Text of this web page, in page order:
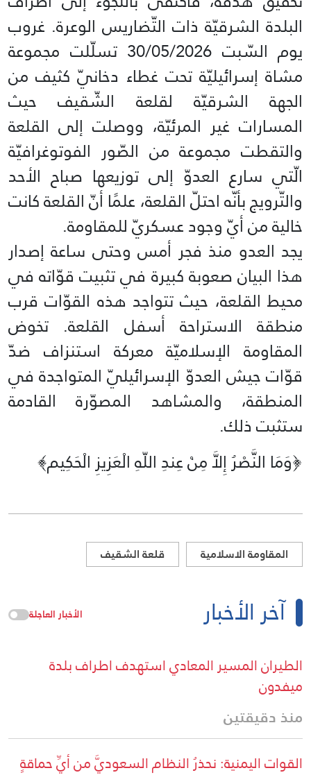
البلدة الشرقيّة ذات التّضاريس الوعرة. غروب
يوم السّبت 30/05/2026 تسلّلت مجموعة
مشاة إسرائيليّة تحت غطاء دخانيّ كثيف من
الجهة الشرقيّة لقلعة الشّقيف حيث
المسارات غير المرئيّة، ووصلت إلى القلعة
والتقطت مجموعة من الصّور الفوتوغرافيّة
الّتي سارع العدوّ إلى توزيعها صباح الأحد
والتّرويج بأنّه احتلّ القلعة، علمًا أنّ القلعة كانت
خالية من أيّ وجود عسكريّ للمقاومة.
يجد العدو منذ فجر أمس وحتى ساعة إصدار
هذا البيان صعوبة كبيرة في تثبيت قوّاته في
محيط القلعة، حيث تتواجد هذه القوّات قرب
منطقة الاستراحة أسفل القلعة. تخوض
المقاومة الإسلاميّة معركة استنزاف ضدّ
قوّات جيش العدوّ الإسرائيليّ المتواجدة في
المنطقة، والمشاهد المصوّرة القادمة
ستثبت ذلك.
﴿وَمَا النَّصْرُ إِلاَّ مِنْ عِندِ اللّهِ الْعَزِيزِ الْحَكِيم﴾‏
المقاومة الاسلامية قلعة الشقيف
آخر الأخبار الأخبار العاجلة
الطيران المسير المعادي استهدف اطراف بلدة
ميفدون
منذ دقيقتين
القوات اليمنية: نحذرُ النظام السعوديَّ من أيِّ حماقةٍ